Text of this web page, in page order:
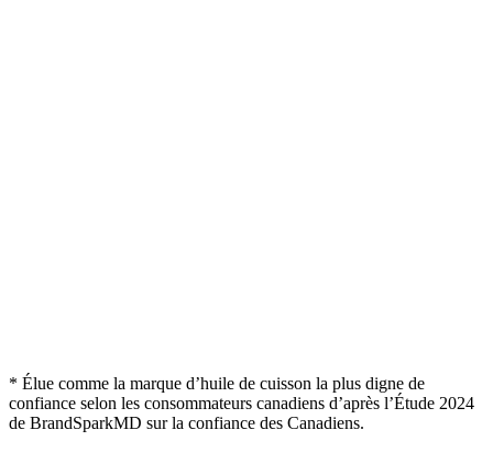
* Élue comme la marque d’huile de cuisson la plus digne de
confiance selon les consommateurs canadiens d’après l’Étude 2024
de BrandSparkMD sur la confiance des Canadiens.